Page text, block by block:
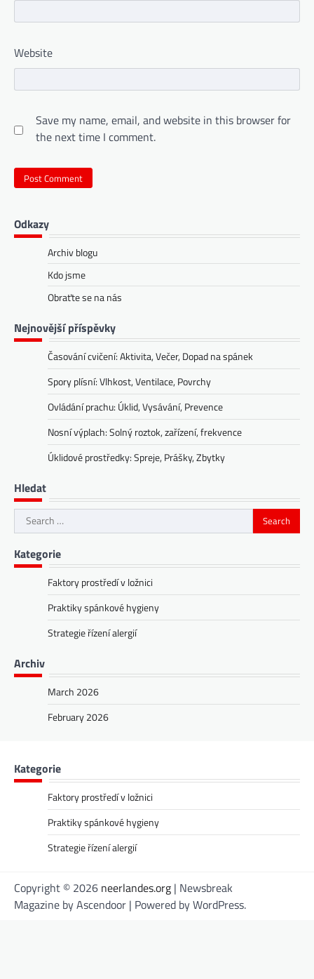
Website
Save my name, email, and website in this browser for
the next time I comment.
Odkazy
Archiv blogu
Kdo jsme
Obraťte se na nás
Nejnovější příspěvky
Časování cvičení: Aktivita, Večer, Dopad na spánek
Spory plísní: Vlhkost, Ventilace, Povrchy
Ovládání prachu: Úklid, Vysávání, Prevence
Nosní výplach: Solný roztok, zařízení, frekvence
Úklidové prostředky: Spreje, Prášky, Zbytky
Hledat
Search
for:
Kategorie
Faktory prostředí v ložnici
Praktiky spánkové hygieny
Strategie řízení alergií
Archiv
March 2026
February 2026
Kategorie
Faktory prostředí v ložnici
Praktiky spánkové hygieny
Strategie řízení alergií
Copyright © 2026 neerlandes.org | Newsbreak
Magazine byAscendoor | Powered byWordPress.